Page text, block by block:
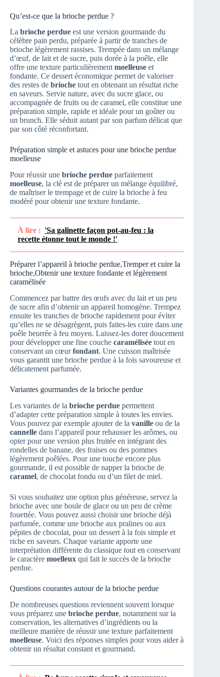
Qu’est-ce que la brioche perdue ?
La brioche perdue est une version gourmande du
célèbre pain perdu, préparée à partir de tranches de
brioche légèrement rassises. Trempée dans un mélange
d’œuf, de lait et de sucre, puis dorée à la poêle, elle
offre une texture particulièrement moelleuse et
fondante. Ce dessert économique permet de valoriser
des restes de brioche tout en obtenant un résultat riche
en saveurs. Servie nature, avec du sucre glace, ou
accompagnée de fruits ou de caramel, elle constitue une
préparation simple, rapide et idéale pour un goûter ou
un brunch. Elle séduit autant par son parfum délicat que
par son côté réconfortant.
Préparation simple et astuces pour une brioche perdue
moelleuse
Pour réussir une brioche perdue parfaitement
moelleuse, la clé est de préparer un mélange équilibré,
de maîtriser le trempage et de cuire la brioche à feu
modéré pour obtenir une texture fondante.
À lire : 'Sa galinette façon pot-au-feu : la
recette étonne tout le monde !'
Préparer l’appareil à brioche perdue,Tremper et cuire la
brioche,Obtenir une texture fondante et légèrement
caramélisée
Commencez par battre des œufs avec du lait et un peu
de sucre afin d’obtenir un appareil homogène. Trempez
ensuite les tranches de brioche rapidement pour éviter
qu’elles ne se désagrègent, puis faites-les cuire dans une
poêle beurrée à feu moyen. Laissez-les dorer doucement
pour développer une fine couche caramélisée tout en
conservant un cœurfondant. Une cuisson maîtrisée
vous garantit une brioche perdue à la fois savoureuse et
délicatement parfumée.
Variantes gourmandes de la brioche perdue
Les variantes de la brioche perdue permettent
d’adapter cette préparation simple à toutes les envies.
Vous pouvez par exemple ajouter de la vanille ou de la
cannelle dans l’appareil pour rehausser les arômes, ou
opter pour une version plus fruitée en intégrant des
rondelles de banane, des fraises ou des pommes
légèrement poêlées. Pour une touche encore plus
gourmande, il est possible de napper la brioche de
caramel, de chocolat fondu ou d’un filet de miel.
Si vous souhaitez une option plus généreuse, servez la
brioche avec une boule de glace ou un peu de crème
fouettée. Vous pouvez aussi choisir une brioche déjà
parfumée, comme une brioche aux pralines ou aux
pépites de chocolat, pour un dessert à la fois simple et
riche en saveurs. Chaque variante apporte une
interprétation différente du classique tout en conservant
le caractère moelleux qui fait le succès de la brioche
perdue.
Questions courantes autour de la brioche perdue
De nombreuses questions reviennent souvent lorsque
vous préparez une brioche perdue, notamment sur la
conservation, les alternatives d’ingrédients ou la
meilleure manière de réussir une texture parfaitement
moelleuse. Voici des réponses simples pour vous aider à
obtenir un résultat constant et gourmand.